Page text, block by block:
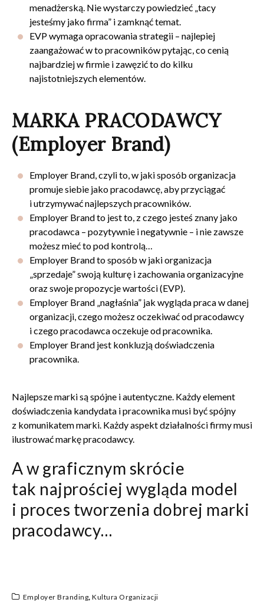
menadżerską. Nie wystarczy powiedzieć „tacy
jesteśmy jako firma” i zamknąć temat.
EVP wymaga opracowania strategii – najlepiej
zaangażować w to pracowników pytając, co cenią
najbardziej w firmie i zawęzić to do kilku
najistotniejszych elementów.
MARKA PRACODAWCY
(Employer Brand)
Employer Brand, czyli to, w jaki sposób organizacja
promuje siebie jako pracodawcę, aby przyciągać
i utrzymywać najlepszych pracowników.
Employer Brand to jest to, z czego jesteś znany jako
pracodawca – pozytywnie i negatywnie – i nie zawsze
możesz mieć to pod kontrolą…
Employer Brand to sposób w jaki organizacja
„sprzedaje” swoją kulturę i zachowania organizacyjne
oraz swoje propozycje wartości (EVP).
Employer Brand „nagłaśnia” jak wygląda praca w danej
organizacji, czego możesz oczekiwać od pracodawcy
i czego pracodawca oczekuje od pracownika.
Employer Brand jest konkluzją doświadczenia
pracownika.
Najlepsze marki są spójne i autentyczne. Każdy element
doświadczenia kandydata i pracownika musi być spójny
z komunikatem marki. Każdy aspekt działalności firmy musi
ilustrować markę pracodawcy.
A w graficznym skrócie
tak najprościej wygląda model
i proces tworzenia dobrej marki
pracodawcy…
Employer Branding, Kultura Organizacji